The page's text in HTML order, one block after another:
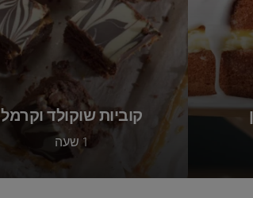
קוביות שוקולד וקרמל
1 שעה